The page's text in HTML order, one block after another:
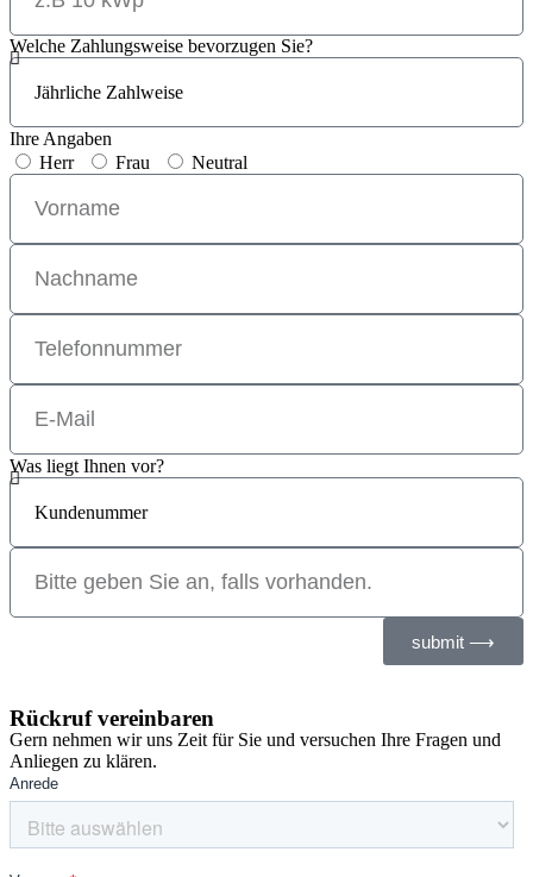
Welche Zahlungsweise bevorzugen Sie?
Ihre Angaben
Herr
Frau Neutral
Was liegt Ihnen vor?
submit ⟶
Rückruf vereinbaren
Gern nehmen wir uns Zeit für Sie und versuchen Ihre Fragen und
Anliegen zu klären.